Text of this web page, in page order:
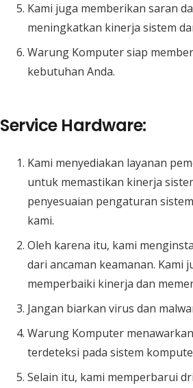
Kami juga memberikan saran
meningkatkan kinerja sistem
Warung Komputer siap
kebutuhan Anda.
Service Hardware:
Kami menyediakan layanan
untuk memastikan kinerja
penyesuaian pengaturan
kami.
Oleh karena itu, kami
dari ancaman keamanan.
memperbaiki kinerja dan
Jangan biarkan virus dan
Warung Komputer
terdeteksi pada sistem
Selain itu, kami memperbarui